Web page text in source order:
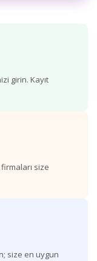
girin. Kayıt
size
size en uygun